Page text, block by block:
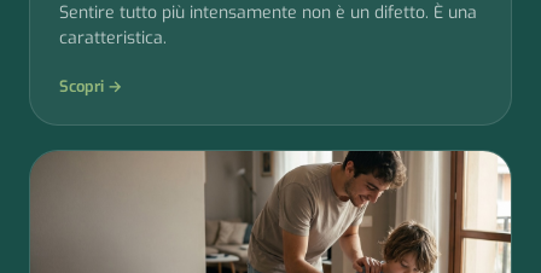
Sentire tutto più intensamente non è un difetto. È una
caratteristica.
Scopri →